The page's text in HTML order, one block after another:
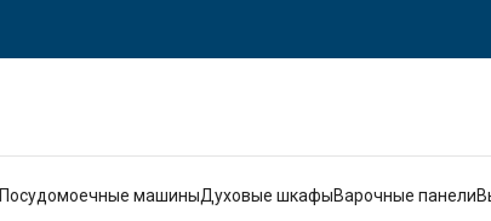
Посудомоечные машиныДуховые шкафыВарочные панели